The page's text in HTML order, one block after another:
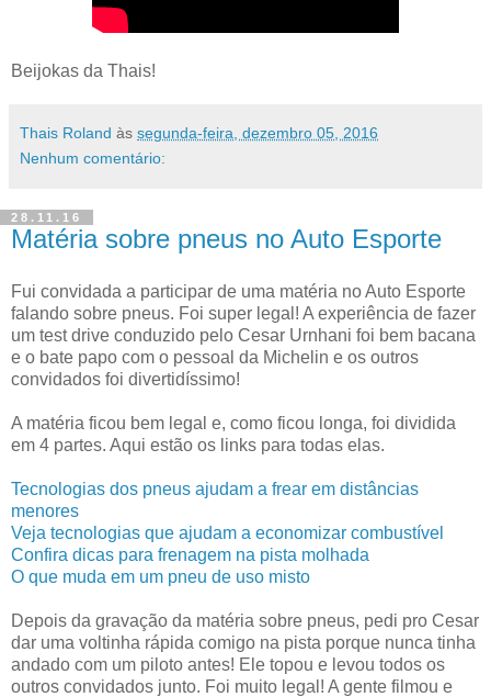
Beijokas da Thais!
Thais Roland às segunda-feira, dezembro 05, 2016
Nenhum comentário:
28.11.16
Matéria sobre pneus no Auto Esporte
Fui convidada a participar de uma matéria no Auto Esporte
falando sobre pneus. Foi super legal! A experiência de fazer
um test drive conduzido pelo Cesar Urnhani foi bem bacana
e o bate papo com o pessoal da Michelin e os outros
convidados foi divertidíssimo!
A matéria ficou bem legal e, como ficou longa, foi dividida
em 4 partes. Aqui estão os links para todas elas.
Tecnologias dos pneus ajudam a frear em distâncias
menores
Veja tecnologias que ajudam a economizar combustível
Confira dicas para frenagem na pista molhada
O que muda em um pneu de uso misto
Depois da gravação da matéria sobre pneus, pedi pro Cesar
dar uma voltinha rápida comigo na pista porque nunca tinha
andado com um piloto antes! Ele topou e levou todos os
outros convidados junto. Foi muito legal! A gente filmou e